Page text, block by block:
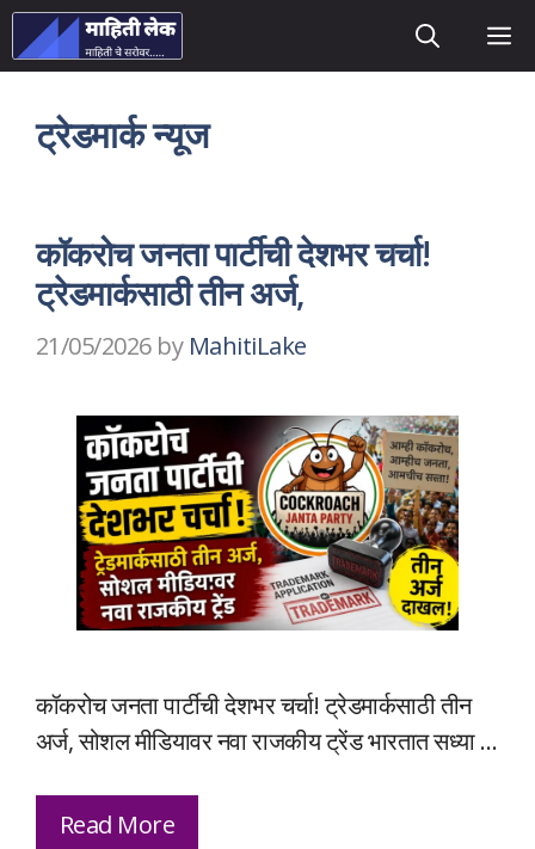
Skip
to
ट्रेडमार्क न्यूज
कॉकरोच जनता पार्टीची देशभर चर्चा!
ट्रेडमार्कसाठी तीन अर्ज,
21/05/2026 by MahitiLake
कॉकरोच जनता पार्टीची देशभर चर्चा! ट्रेडमार्कसाठी तीन
अर्ज, सोशल मीडियावर नवा राजकीय ट्रेंड भारतात सध्या …
Read More